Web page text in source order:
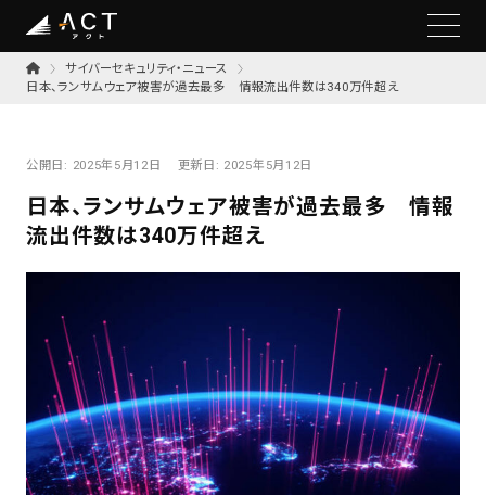
サイバーセキュリティ・ニュース
日本、ランサムウェア被害が過去最多 情報流出件数は340万件超え
公開日: 2025年5月12日 更新日: 2025年5月12日
日本、ランサムウェア被害が過去最多 情報
流出件数は340万件超え